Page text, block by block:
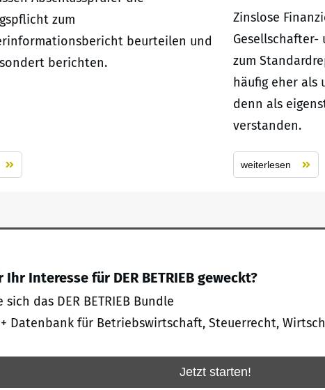
zum
beurteilen und
berichten.
Zinslose
zum
häufig eher
denn als
verstanden.
weiterlesen
Ihr Interesse für DER BETRIEB geweckt?
das DER BETRIEB Bundle
Datenbank für Betriebswirtschaft, Steuerrecht,
Jetzt starten!